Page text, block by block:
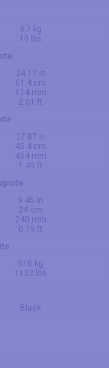
4.7 kg
10 lbs
24.17 in
61.4 cm
614 mm
2.01 ft
17.87 in
45.4 cm
454 mm
1.49 ft
9.45 in
24 cm
240 mm
0.79 ft
510 kg
1122 lbs
Black